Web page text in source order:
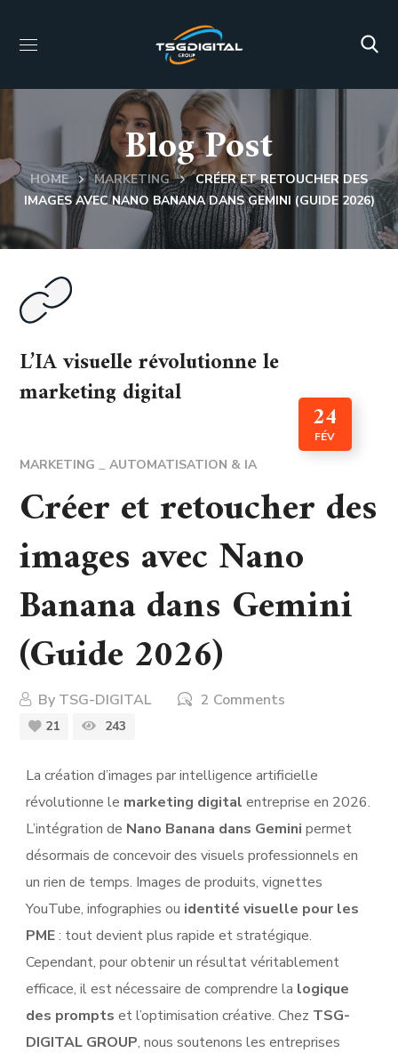
Blog Post
HOME MARKETING
CRÉER ET RETOUCHER DES
IMAGES AVEC NANO BANANA DANS GEMINI (GUIDE 2026)
L’IA visuelle révolutionne le
marketing digital
24
FÉV
MARKETING AUTOMATISATION & IA
Créer et retoucher des
images avec Nano
Banana dans Gemini
(Guide 2026)
By TSG-DIGITAL 2 Comments
21 243
La création d’images par intelligence artificielle
révolutionne le marketing digital entreprise en 2026.
L’intégration de Nano Banana dans Gemini permet
désormais de concevoir des visuels professionnels en
un rien de temps. Images de produits, vignettes
YouTube, infographies ou identité visuelle pour les
PME: tout devient plus rapide et stratégique.
Cependant, pour obtenir un résultat véritablement
efficace, il est nécessaire de comprendre la logique
des prompts et l’optimisation créative. Chez TSG-
DIGITAL GROUP, nous soutenons les entreprises